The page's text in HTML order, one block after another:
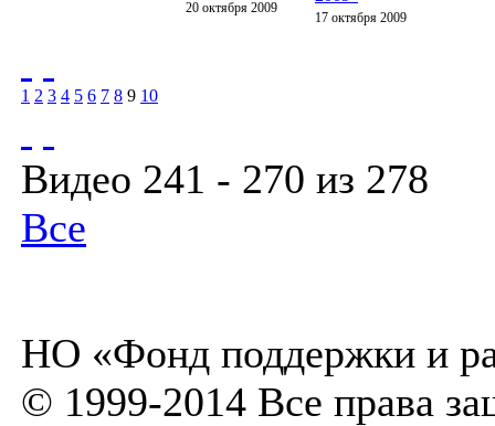
20 октября 2009
17 октября 2009
1 2 3 4 5 6 7 8 9 10
Видео 241 - 270 из 278
Все
НО «Фонд поддержки и
© 1999-2014 Все права